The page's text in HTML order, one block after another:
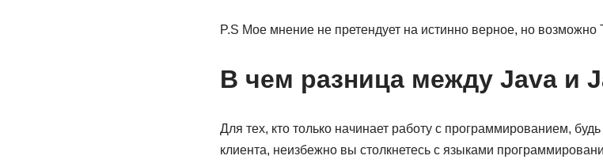
P.S Мое мнение не претендует на истинно верное, но возможно
В чем разница между Java и
Для тех, кто только начинает работу с программированием,
клиента, неизбежно вы столкнетесь с языками